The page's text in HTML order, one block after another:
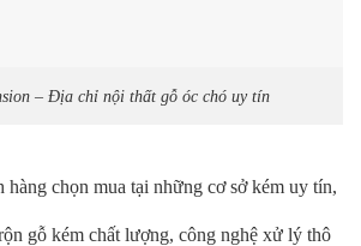
– Địa chỉ nội thất gỗ óc chó uy tín
hàng chọn mua tại những cơ sở kém uy tín,
gỗ kém chất lượng, công nghệ xử lý thô